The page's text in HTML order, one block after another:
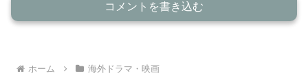
コメントを書き込む
ホーム 海外ドラマ・映画